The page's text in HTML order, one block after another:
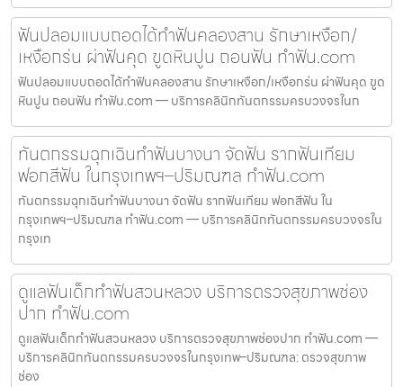
ฟันปลอมแบบถอดได้ทำฟันคลองสาน รักษาเหงือก/
เหงือกร่น ผ่าฟันคุด ขูดหินปูน ถอนฟัน ทำฟัน.com
ฟันปลอมแบบถอดได้ทำฟันคลองสาน รักษาเหงือก/เหงือกร่น ผ่าฟันคุด ขูด
หินปูน ถอนฟัน ทำฟัน.com — บริการคลินิกทันตกรรมครบวงจรในก
ทันตกรรมฉุกเฉินทำฟันบางนา จัดฟัน รากฟันเทียม
ฟอกสีฟัน ในกรุงเทพฯ–ปริมณฑล ทำฟัน.com
ทันตกรรมฉุกเฉินทำฟันบางนา จัดฟัน รากฟันเทียม ฟอกสีฟัน ใน
กรุงเทพฯ–ปริมณฑล ทำฟัน.com — บริการคลินิกทันตกรรมครบวงจรใน
กรุงเท
ดูแลฟันเด็กทำฟันสวนหลวง บริการตรวจสุขภาพช่อง
ปาก ทำฟัน.com
ดูแลฟันเด็กทำฟันสวนหลวง บริการตรวจสุขภาพช่องปาก ทำฟัน.com —
บริการคลินิกทันตกรรมครบวงจรในกรุงเทพ–ปริมณฑล: ตรวจสุขภาพ
ช่อง